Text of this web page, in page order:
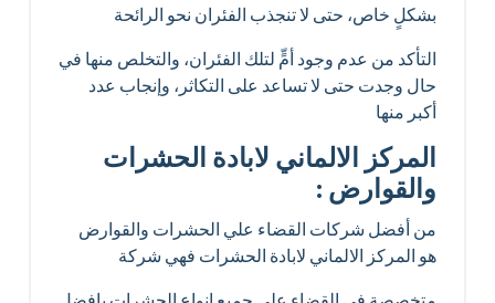
بشكلٍ خاص، حتى لا تنجذب الفئران نحو الرائحة
التأكد من عدم وجود أمٍّ لتلك الفئران، والتخلص منها في
حال وجدت حتى لا تساعد على التكاثر، وإنجاب عدد
أكبر منها
المركز الالماني لابادة الحشرات
والقوارض :
من أفضل شركات القضاء علي الحشرات والقوارض
هو المركز الالماني لابادة الحشرات فهي شركة